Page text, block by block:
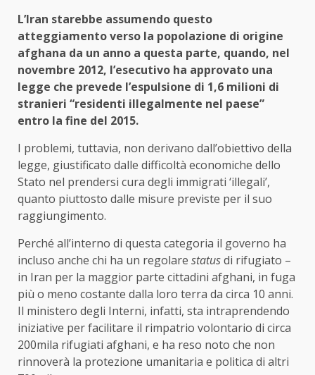
L’Iran starebbe assumendo questo
atteggiamento verso la popolazione di origine
afghana da un anno a questa parte, quando, nel
novembre 2012, l’esecutivo ha approvato una
legge che prevede l’espulsione di 1,6 milioni di
stranieri “residenti illegalmente nel paese”
entro la fine del 2015.
I problemi, tuttavia, non derivano dall’obiettivo della
legge, giustificato dalle difficoltà economiche dello
Stato nel prendersi cura degli immigrati ‘illegali’,
quanto piuttosto dalle misure previste per il suo
raggiungimento.
Perché all’interno di questa categoria il governo ha
incluso anche chi ha un regolare statusdi rifugiato –
in Iran per la maggior parte cittadini afghani, in fuga
più o meno costante dalla loro terra da circa 10 anni.
Il ministero degli Interni, infatti, sta intraprendendo
iniziative per facilitare il rimpatrio volontario di circa
200mila rifugiati afghani, e ha reso noto che non
rinnoverà la protezione umanitaria e politica di altri